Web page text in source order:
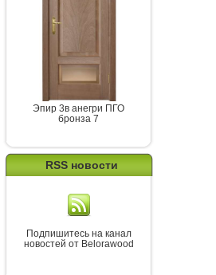
Эпир 3в анегри ПГО
бронза 7
RSS новости
Подпишитесь на канал
новостей от Belorawood